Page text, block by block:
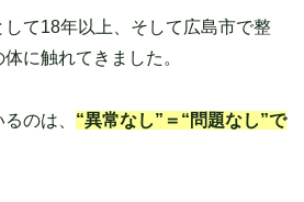
て18年以上、そして広島市で整
に触れてきました。
のは、 “異常なし”＝“問題なし”で